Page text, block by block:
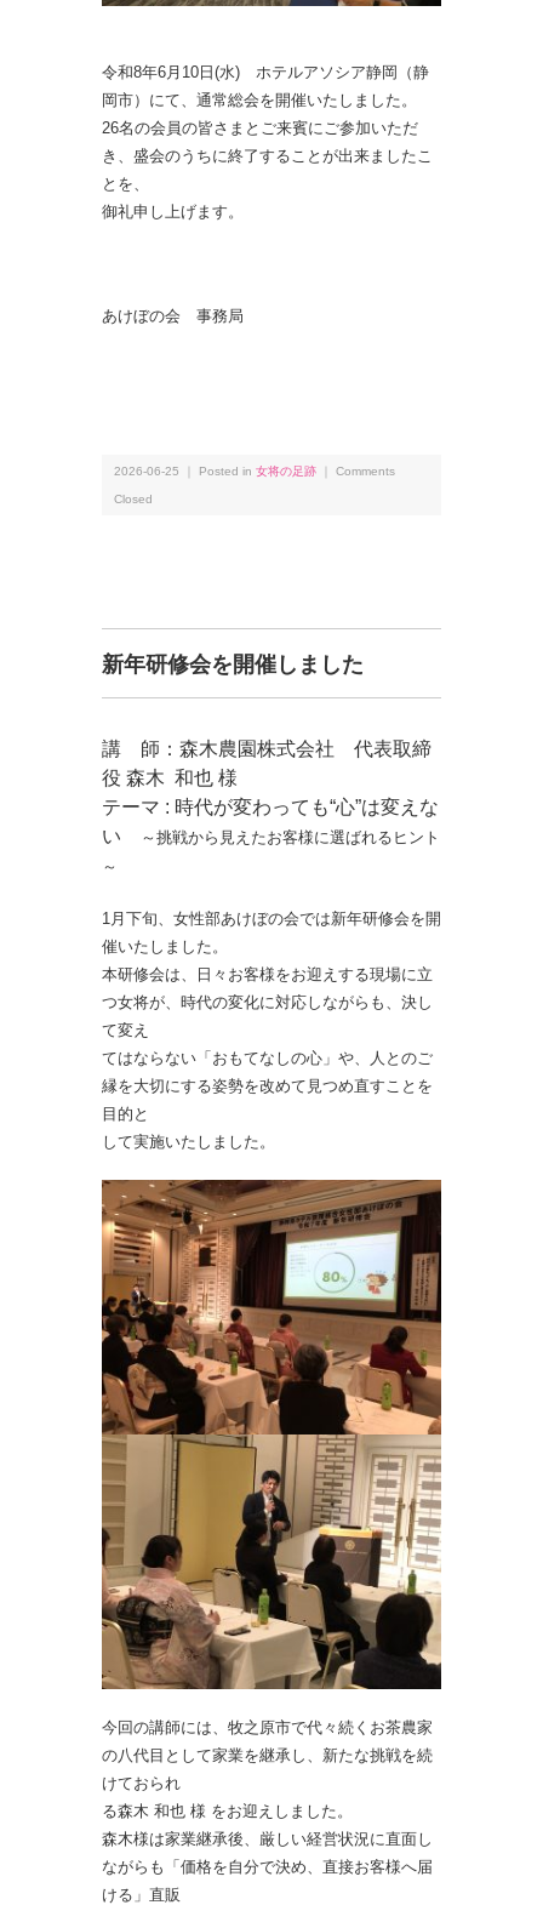
令和8年6 月10日(水) ホテルアソシア静岡（静
岡市）にて、通常総会を開催いたしました。
26名の会員の皆さまとご来賓にご参加いただ
き、盛会のうちに終了することが出来ましたこ
とを、
御礼申し上げます。
あけぼの会 事務局
2026-06-25 ｜ Posted in 女将の足跡 Comments
Closed
新年研修会を開催しました
講 師：森木農園株式会社 代表取締
役 森木 和也 様
テーマ : 時代が変わっても“心”は変えな
い
～挑戦から見えたお客様に選ばれるヒント
～
1月下旬、女性部あけぼの会では新年研修会を開
催いたしました。
本研修会は、日々お客様をお迎えする現場に立
つ女将が、時代の変化に対応しながらも、決し
て変え
てはならない「おもてなしの心」や、人とのご
縁を大切にする姿勢を改めて見つめ直すことを
目的と
して実施いたしました。
今回の講師には、牧之原市で代々続くお茶農家
の八代目として家業を継承し、新たな挑戦を続
けておられ
る森木 和也 様 をお迎えしました。
森木様は家業継承後、厳しい経営状況に直面し
ながらも「価格を自分で決め、直接お客様へ届
ける」直販